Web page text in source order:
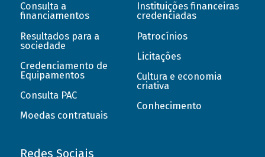
Consulta a
financiamentos
Resultados para a
sociedade
Credenciamento de
Equipamentos
Consulta PAC
Moedas contratuais
Instituições financeiras
credenciadas
Patrocínios
Licitações
Cultura e economia
criativa
Conhecimento
Redes Sociais